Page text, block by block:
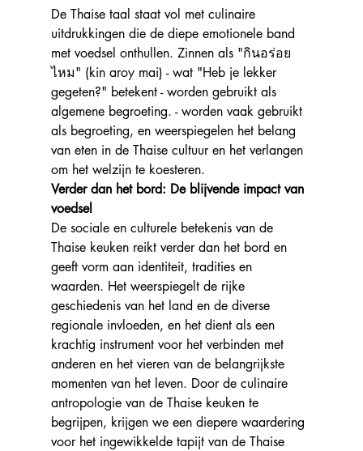
De Thaise taal staat vol met culinaire
uitdrukkingen die de diepe emotionele band
met voedsel onthullen. Zinnen als "กินอร่อย
ไหม" (kin aroy mai) - wat "Heb je lekker
gegeten?" betekent - worden gebruikt als
algemene begroeting. - worden vaak gebruikt
als begroeting, en weerspiegelen het belang
van eten in de Thaise cultuur en het verlangen
om het welzijn te koesteren.
Verder dan het bord: De blijvende impact van
voedsel
De sociale en culturele betekenis van de
Thaise keuken reikt verder dan het bord en
geeft vorm aan identiteit, tradities en
waarden. Het weerspiegelt de rijke
geschiedenis van het land en de diverse
regionale invloeden, en het dient als een
krachtig instrument voor het verbinden met
anderen en het vieren van de belangrijkste
momenten van het leven. Door de culinaire
antropologie van de Thaise keuken te
begrijpen, krijgen we een diepere waardering
voor het ingewikkelde tapijt van de Thaise